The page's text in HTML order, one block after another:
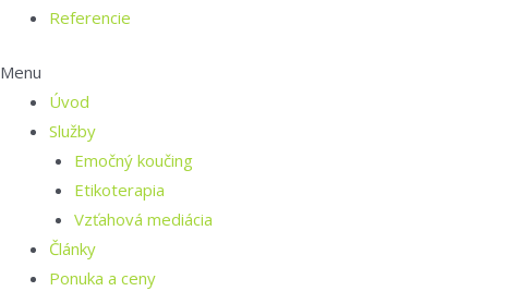
Referencie
Menu
Úvod
Služby
Emočný koučing
Etikoterapia
Vzťahová mediácia
Články
Ponuka a ceny